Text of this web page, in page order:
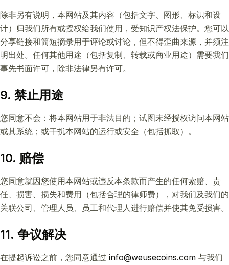
除非另有说明，本网站及其内容（包括文字、图形、标识和设
计）归我们所有或授权给我们使用，受知识产权法保护。您可以
分享链接和简短摘录用于评论或讨论，但不得歪曲来源，并须注
明出处。任何其他用途（包括复制、转载或商业用途）需要我们
事先书面许可，除非法律另有许可。
9. 禁止用途
您同意不会：将本网站用于非法目的；试图未经授权访问本网站
或其系统；或干扰本网站的运行或安全（包括抓取）。
10. 赔偿
您同意就因您使用本网站或违反本条款而产生的任何索赔、责
任、损害、损失和费用（包括合理的律师费），对我们及我们的
关联公司、管理人员、员工和代理人进行赔偿并使其免受损害。
11. 争议解决
在提起诉讼之前，您同意通过 info@weusecoins.com 与我们